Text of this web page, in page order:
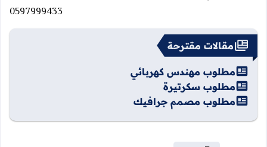
0597999433
مقالات مقترحة
مطلوب مهندس كهربائي
مطلوب سكرتيرة
مطلوب مصمم جرافيك